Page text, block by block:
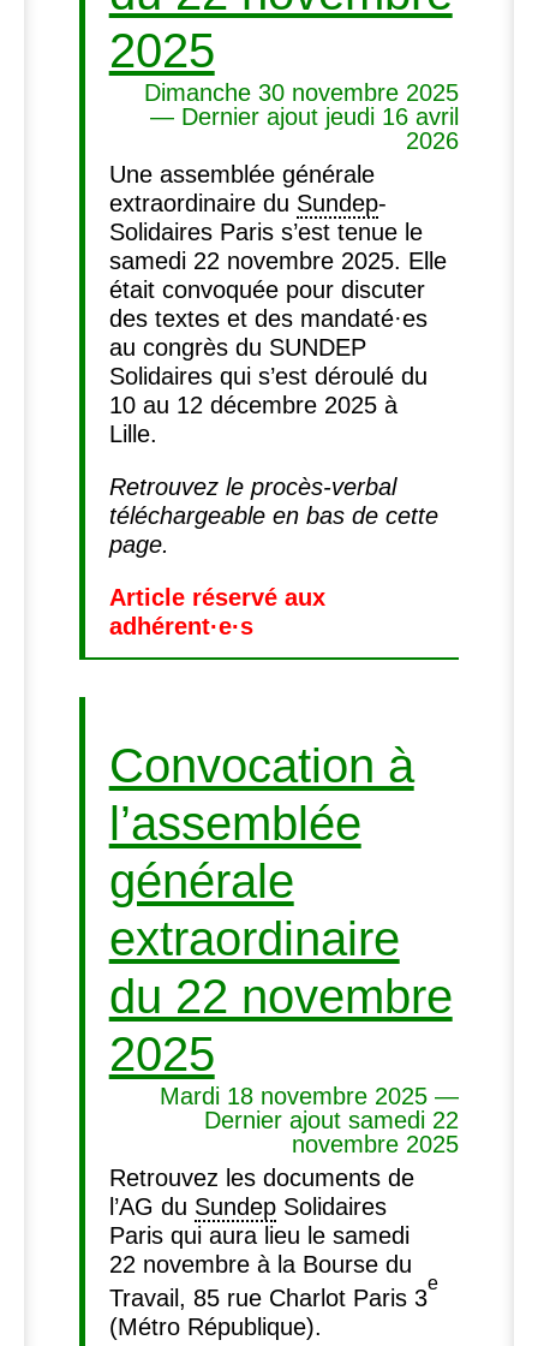
2025
Dimanche 30 novembre 2025
— Dernier ajout jeudi 16 avril
2026
Une assemblée générale
extraordinaire du Sundep-
Solidaires Paris s’est tenue le
samedi 22 novembre 2025. Elle
était convoquée pour discuter
des textes et des mandaté·es
au congrès du SUNDEP
Solidaires qui s’est déroulé du
10 au 12 décembre 2025 à
Lille.
Retrouvez le procès-verbal
téléchargeable en bas de cette
page.
Article réservé aux
adhérent·e·s
Convocation à
l’assemblée
générale
extraordinaire
du 22 novembre
2025
Mardi 18 novembre 2025 —
Dernier ajout samedi 22
novembre 2025
Retrouvez les documents de
l’AG du SundepSolidaires
Paris qui aura lieu le samedi
22 novembre à la Bourse du
Travail, 85 rue Charlot Paris 3
e
(Métro République).